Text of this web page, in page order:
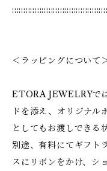
＜ラッピングについて
ETORA JEWELRYで
ドを添え、オリジナル
としてもお渡しできる
別途、有料にてギフト
スにリボンをかけ、シ